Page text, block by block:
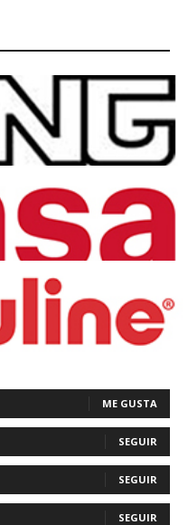
ME GUSTA
SEGUIR
SEGUIR
SEGUIR